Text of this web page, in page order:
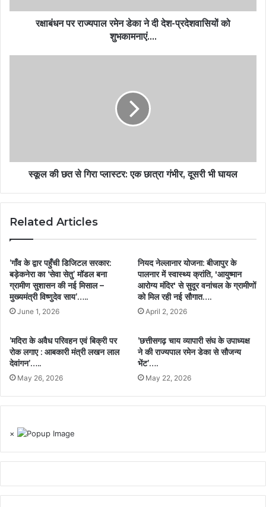
रक्षाबंधन पर राज्यपाल रमेन डेका ने दी देश-प्रदेशवासियों को
शुभकामनाएं….
स्कूल की छत से गिरा प्लास्टर: एक छात्रा गंभीर, दूसरी भी घायल
Related Articles
’गाँव के द्वार पहुँची डिजिटल सरकार:
बड़ेकनेरा का ‘सेवा सेतु’ मॉडल बना
ग्रामीण सुशासन की नई मिसाल –
मुख्यमंत्री विष्णुदेव साय’…..
June 1, 2026
नियद नेल्लानार योजना: बीजापुर के
पालनार में स्वास्थ्य क्रांति, 'आयुष्मान
आरोग्य मंदिर' से सुदूर वनांचल के ग्रामीणों
को मिल रही नई सौगात….
April 2, 2026
’मदिरा के अवैध परिवहन एवं बिक्री पर
रोक लगाए : आबकारी मंत्री लखन लाल
देवांगन’…..
May 26, 2026
’छत्तीसगढ़ चाय व्यापारी संघ के उपाध्यक्ष
ने की राज्यपाल रमेन डेका से सौजन्य
भेंट’….
May 22, 2026
×